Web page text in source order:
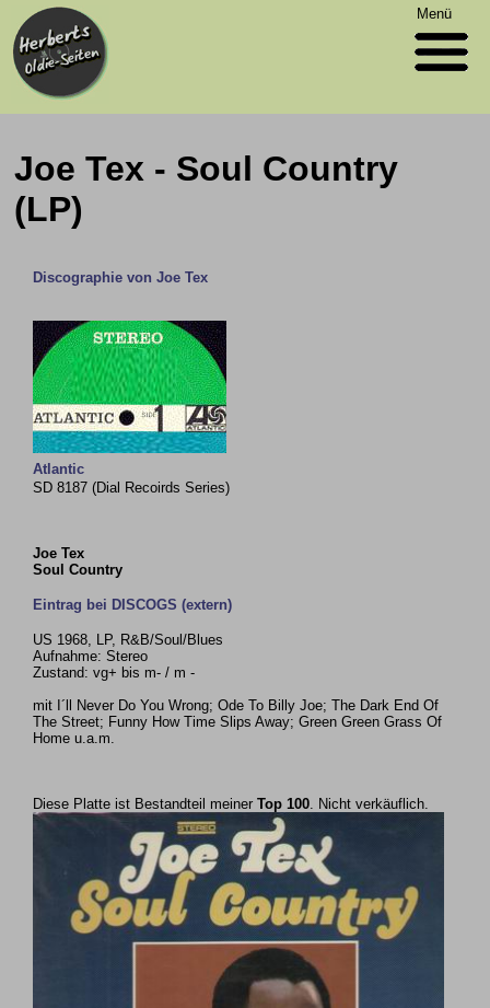
Menü
Joe Tex - Soul Country
(LP)
Discographie von Joe Tex
Atlantic
SD 8187 (Dial Recoirds Series)
Joe Tex
Soul Country
Eintrag bei DISCOGS (extern)
US 1968, LP, R&B/Soul/Blues
Aufnahme: Stereo
Zustand: vg+ bis m- / m -
mit I´ll Never Do You Wrong; Ode To Billy Joe; The Dark End Of
The Street; Funny How Time Slips Away; Green Green Grass Of
Home u.a.m.
Diese Platte ist Bestandteil meinerTop 100. Nicht verkäuflich.